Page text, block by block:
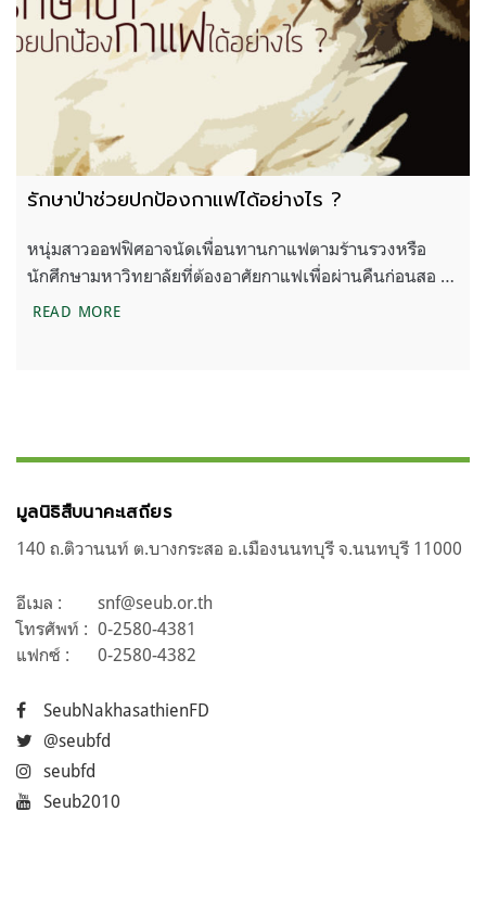
รักษาป่าช่วยปกป้องกาแฟได้อย่างไร ?
หนุ่มสาวออฟฟิศอาจนัดเพื่อนทานกาแฟตามร้านรวงหรือ
นักศึกษามหาวิทยาลัยที่ต้องอาศัยกาแฟเพื่อผ่านคืนก่อนสอ …
READ MOREรักษาป่าช่วยปกป้องกาแฟได้อย่างไร ?
มูลนิธิสืบนาคะเสถียร
140 ถ.ติวานนท์ ต.บางกระสอ อ.เมืองนนทบุรี จ.นนทบุรี 11000
อีเมล :
snf@seub.or.th
โทรศัพท์ : 0-2580-4381
แฟกซ์ :
0-2580-4382
SeubNakhasathienFD
@seubfd
seubfd
Seub2010